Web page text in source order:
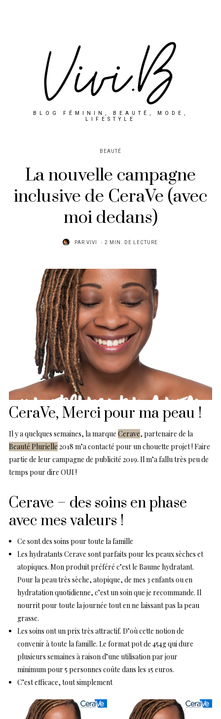
BLOG FÉMININ, BEAUTÉ, MODE,
LIFESTYLE
BEAUTÉ
La nouvelle campagne
inclusive de CeraVe (avec
moi dedans)
PAR VIVI 2 MIN. DE LECTURE
CeraVe, Merci pour ma peau !
Il y a quelques semaines, la marque Cerave, partenaire de la
Beauté Plurielle 2018 m’a contacté pour un chouette projet ! Faire
partie de leur campagne de publicité 2019. Il m’a fallu très peu de
temps pour dire OUI !
Cerave – des soins en phase
avec mes valeurs !
Ce sont des soins pour toute la famille
Les hydratants Cerave sont parfaits pour les peaux sèches et
atopiques. Mon produit préféré c’est le Baume hydratant.
Pour la peau très sèche, atopique, de mes 3 enfants ou en
hydratation quotidienne, c’est un soin que je recommande. Il
nourrit pour toute la journée tout en ne laissant pas la peau
grasse.
Les soins ont un prix très attractif. D’où cette notion de
convenir à toute la famille. Le format pot de 454g qui dure
plusieurs semaines à raison d’une utilisation par jour
minimum pour 5 personnes coûte dans les 15 euros.
C’est efficace, tout simplement